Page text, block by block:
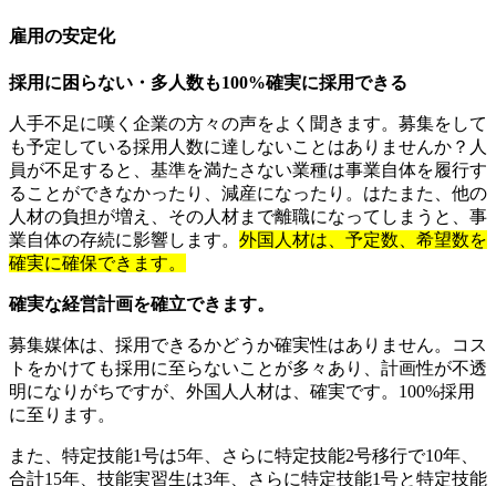
雇用の安定化
採用に困らない・多人数も100%確実に採用できる
人手不足に嘆く企業の方々の声をよく聞きます。募集をして
も予定している採用人数に達しないことはありませんか？人
員が不足すると、基準を満たさない業種は事業自体を履行す
ることができなかったり、減産になったり。はたまた、他の
人材の負担が増え、その人材まで離職になってしまうと、事
業自体の存続に影響します。 外国人材は、予定数、希望数を
確実に確保できます。
確実な経営計画を確立できます。
募集媒体は、採用できるかどうか確実性はありません。コス
トをかけても採用に至らないことが多々あり、計画性が不透
明になりがちですが、外国人人材は、確実です。100%採用
に至ります。
また、特定技能1号は5年、さらに特定技能2号移行で10年、
合計15年、技能実習生は3年、さらに特定技能1号と特定技能